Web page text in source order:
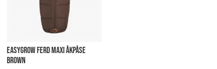
EASYGROW FERD MAXI ÅKPÅSE
BROWN